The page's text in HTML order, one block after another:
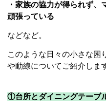
・家族の協力が得られず
頑張っている
などなど。
このような日々の小さな困
や動線についてご紹介しま
①台所とダイニングテーブ